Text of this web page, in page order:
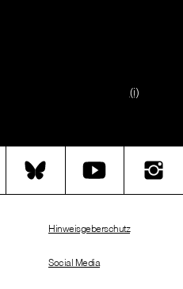
(i)
Hinweisgeberschutz
Social Media